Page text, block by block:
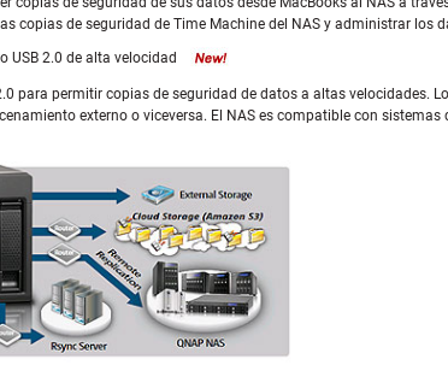
copias de seguridad de Time Machine del NAS y administrar
USB 2.0 de alta velocidad
para permitir copias de seguridad de datos a altas
externo o viceversa. El NAS es compatible con